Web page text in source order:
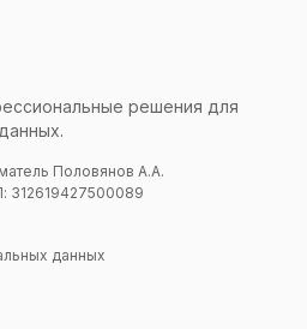
решения для
Половянов А.А.
данных